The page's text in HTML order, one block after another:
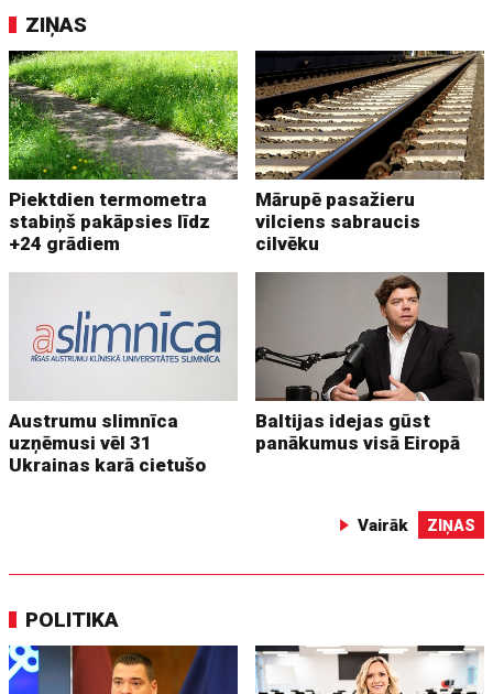
ZIŅAS
Piektdien termometra
stabiņš pakāpsies līdz
+24 grādiem
Mārupē pasažieru
vilciens sabraucis
cilvēku
Austrumu slimnīca
uzņēmusi vēl 31
Ukrainas karā cietušo
Baltijas idejas gūst
panākumus visā Eiropā
Vairāk ZIŅAS
POLITIKA